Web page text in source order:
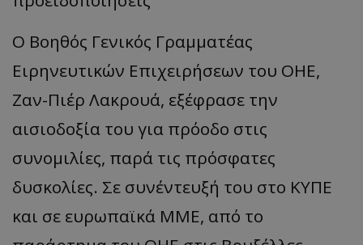
Ο Βοηθός Γενικός Γραμματέας
Ειρηνευτικών Επιχειρήσεων του ΟΗΕ,
Ζαν-Πιέρ Λακρουά, εξέφρασε την
αισιοδοξία του για πρόοδο στις
συνομιλίες, παρά τις πρόσφατες
δυσκολίες. Σε συνέντευξή του στο ΚΥΠΕ
και σε ευρωπαϊκά ΜΜΕ, από το